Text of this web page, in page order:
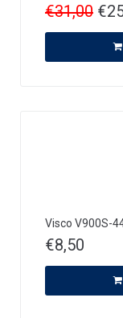
€31,00 €
Visco V900S-
€8,50